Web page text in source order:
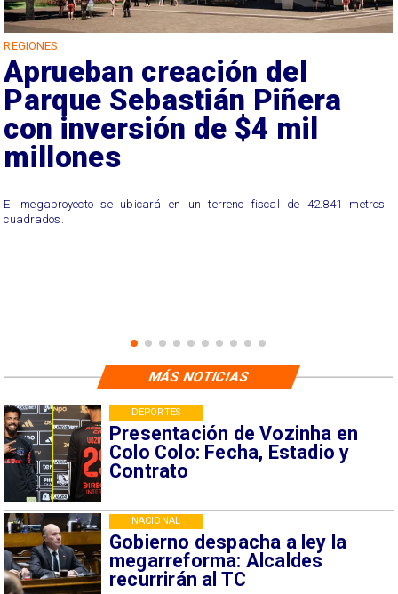
REGIONES
Aprueban creación del
Parque Sebastián Piñera
con inversión de $4 mil
millones
El megaproyecto se ubicará en un terreno fiscal de 42.841 metros
cuadrados.
Presentación de Vozinha en
Colo Colo: Fecha, Estadio y
Contrato
DEPORTES
Gobierno despacha a ley la
megarreforma: Alcaldes
recurrirán al TC
NACIONAL
MÁS NOTICIAS